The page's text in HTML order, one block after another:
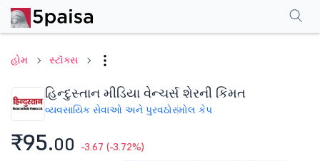
હોમ સ્ટૉક્સ
હિન્દુસ્તાન મીડિયા વેન્ચર્સ શેરની કિંમત
વ્યવસાયિક સેવાઓ અને પુરવઠોસ્મોલ કેપ
₹95.00 -3.67 (-3.72%)
પરફોર્મન્સફાઇનાન્શિયલ્સ વધુ